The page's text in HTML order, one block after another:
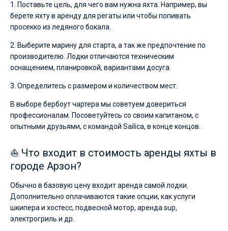
1. Поставьте цель, для чего вам нужна яхта. Например, вы
берете яхту в аренду для регаты или чтобы попивать
просекко из ледяного бокала.
2. Выберите марину для старта, а так же предпочтение по
производителю. Лодки отличаются техническим
оснащением, планировкой, вариантами досуга.
3. Определитесь с размером и количеством мест.
В выборе бербоут чартера мы советуем довериться
профессионалам. Посоветуйтесь со своим капитаном, с
опытными друзьями, с командой Sailica, в конце концов.
⛵ Что входит в стоимость аренды яхты в
городе Арзон?
Обычно в базовую цену входит аренда самой лодки.
Дополнительно оплачиваются такие опции, как услуги
шкипера и хостесс, подвесной мотор, аренда sup,
электрогриль и др.